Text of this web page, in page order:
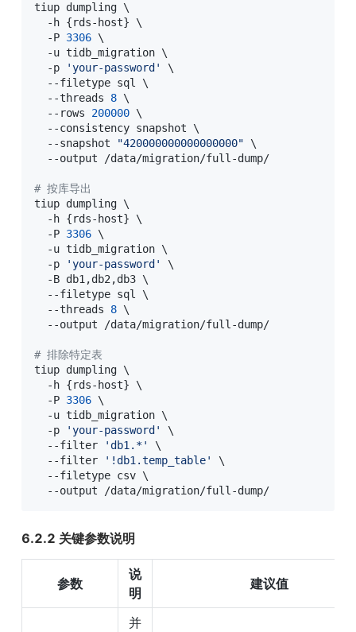
tiup dumpling \
  -h
{rds-host}
\
  -P
3306 \
  -u tidb_migration
\
  -p
'your-password'
\
  --filetype sql
\
  --threads
8 \
  --rows
200000 \
  --consistency snapshot
\
  --snapshot
"420000000000000000"
\
  --output /data/migration/full-dump/
# 按库导出
tiup dumpling \
  -h
{rds-host}
\
  -P
3306 \
  -u tidb_migration
\
  -p
'your-password'
\
  -B db1,db2,db3
\
  --filetype sql
\
  --threads
8 \
  --output /data/migration/full-dump/
# 排除特定表
tiup dumpling \
  -h
{rds-host}
\
  -P
3306 \
  -u tidb_migration
\
  -p
'your-password'
\
  --filter
'db1.*'
\
  --filter
'!db1.temp_table'
\
  --filetype csv
\
  --output /data/migration/full-dump/
6.2.2 关键参数说明
参数
说
明
建议值
并